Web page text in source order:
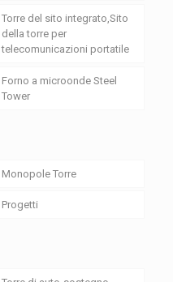
Torre del sito integrato,Sito
della torre per
telecomunicazioni portatile
Forno a microonde Steel
Tower
Monopole Torre
Progetti